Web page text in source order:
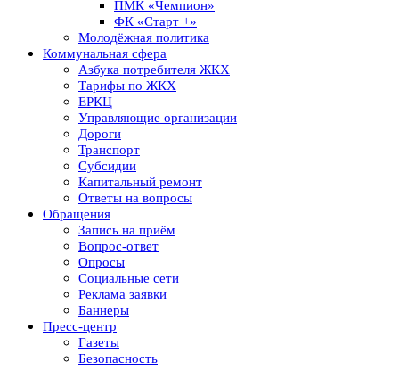
ПМК «Чемпион»
ФК «Старт +»
Молодёжная политика
Коммунальная сфера
Азбука потребителя ЖКХ
Тарифы по ЖКХ
ЕРКЦ
Управляющие организации
Дороги
Транспорт
Субсидии
Капитальный ремонт
Ответы на вопросы
Обращения
Запись на приём
Вопрос-ответ
Опросы
Социальные сети
Реклама заявки
Баннеры
Пресс-центр
Газеты
Безопасность